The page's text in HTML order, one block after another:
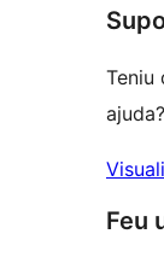
Teniu
ajuda?
Feu